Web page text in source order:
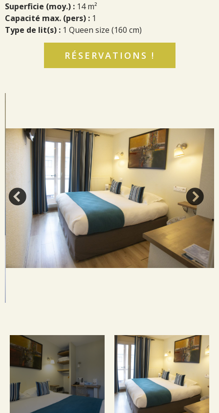
Superficie (moy.) : 14 m²
Capacité max. (pers) : 1
Type de lit(s) : 1 Queen size (160 cm)
RÉSERVATIONS !